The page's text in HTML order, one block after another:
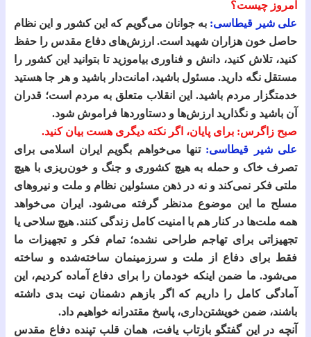
امروز چیست؟
علی شیر قیطاسی: به جوانان می‌گویم که این کشور و این نظام
حاصل خون هزاران شهید است. ارزش‌های دفاع مقدس را حفظ
کنید، تلاش کنید، دانش و فناوری بیاموزید تا بتوانید این کشور را
مستقل نگه دارید. مسئول باشید، امانت‌دار باشید و هر جا هستید
خدمتگزار مردم باشید. این انقلاب متعلق به مردم است؛ قدران
آن باشید و نگذارید ارزش‌ها و دستاوردها فراموش شود.
صبح زاگرس: برای پایان، اگر نکته دیگری هست بیان کنید.
علی شیر قیطاسی: تنها می‌خواهم بگویم ایران اسلامی برای
تصرف خاک و حمله به هیچ کشوری و جنگ و خون‌ریزی با هیچ
ملتی فکر نمی‌کند و نه در ذهن مسئولین نظام و ملت و نیروهای
مسلح ما این موضوع مدنظر گرفته می‌شود. ایران می‌خواهد
همه ملت‌ها در کنار هم با امنیت کامل زندگی کنند. هیچ سلاحی یا
تجهیزاتی برای تهاجم طراحی نشده؛ تمام فکر و تجهیزات ما
فقط برای دفاع از ملت و سرزمینمان ساخته‌شده و ساخته
می‌شود. ما ضمن اینکه خودمان را برای دفاع آماده کردیم، این
آمادگی کامل را داریم که اگر بازهم دشمنان نیت بدی داشته
باشند، ضمن خویشتن‌داری، پاسخ مقتدرانه خواهیم داد.
آنچه در این گفتگو بازتاب یافت، همان قلب تپنده دفاع مقدس